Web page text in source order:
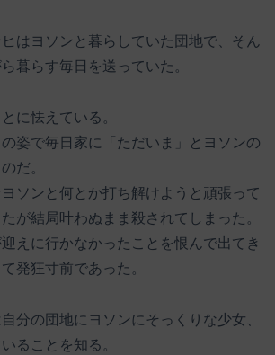
はヨソンと暮らしていた団地で、そん
暮らす毎日を送っていた。
に怯えている。
姿で毎日家に「ただいま」とヨソンの
だ。
ソンと何とか打ち解けようと頑張って
が結局叶わぬまま殺されてしまった。
えに行かなかったことを恨んで出てき
発狂寸前であった。
分の団地にヨソンにそっくりな少女、
ることを知る。